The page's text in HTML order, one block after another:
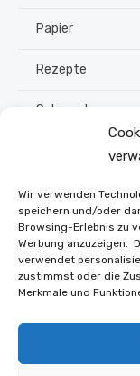
Wir verwenden
speichern und/oder
Browsing-Erlebnis zu
Werbung anzuzeigen.
verwendet
zustimmst oder die
Merkmale und
Papier
Rezepte
Schmuck
Upcycling
Stroh flechten
Weihnachten